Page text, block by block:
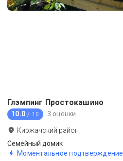
Глэмпинг Простокашино
10.0 / 10 3 оценки
Киржачский район
Семейный домик
Моментальное подтверждение